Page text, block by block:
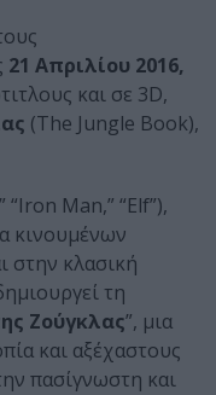
21 Απριλίου 2016,
και σε 3D,
(The Jungle Book),
“Iron Man,” “Elf”),
κινουμένων
στην κλασική
τη
Ζούγκλας”, μια
και αξέχαστους
πασίγνωστη και